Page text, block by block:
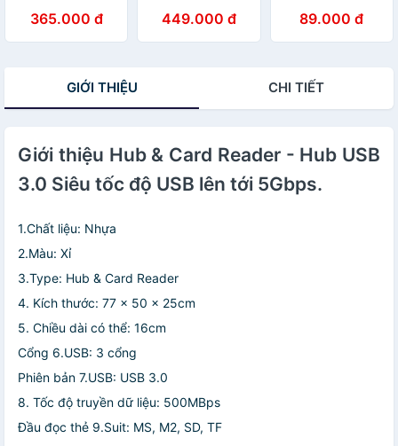
+ USB2.0 + SD +
TF + PD TypeC
365.000 đ 449.000 đ
tiếp xúc cực tốt
Dành Cho Máy
Laptop
89.000 đ
GIỚI THIỆU CHI TIẾT
Giới thiệu Hub & Card Reader - Hub USB
3.0 Siêu tốc độ USB lên tới 5Gbps.
1.Chất liệu: Nhựa
2.Màu: Xỉ
3.Type: Hub & Card Reader
4. Kích thước: 77 x 50 x 25cm
5. Chiều dài có thể: 16cm
Cổng 6.USB: 3 cổng
Phiên bản 7.USB: USB 3.0
8. Tốc độ truyền dữ liệu: 500MBps
Đầu đọc thẻ 9.Suit: MS, M2, SD, TF